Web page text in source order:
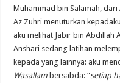
Muhammad bin Salamah,
Az Zuhri menuturkan
aku melihat Jabir bin Abdillah
Anshari sedang latihan
kepada yang lainnya: aku
Wasallam bersabda: “setiap